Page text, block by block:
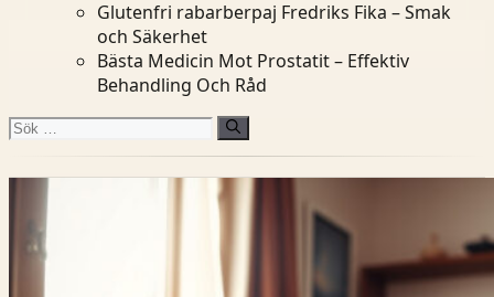
Glutenfri rabarberpaj Fredriks Fika – Smak
och Säkerhet
Bästa Medicin Mot Prostatit – Effektiv
Behandling Och Råd
Sök